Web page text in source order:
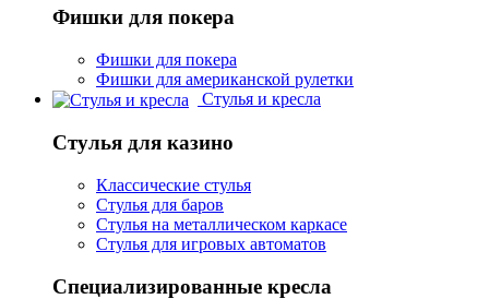
Фишки для покера
Фишки для покера
Фишки для американской рулетки
Стулья и кресла
Стулья для казино
Классические стулья
Стулья для баров
Стулья на металлическом каркасе
Стулья для игровых автоматов
Специализированные кресла